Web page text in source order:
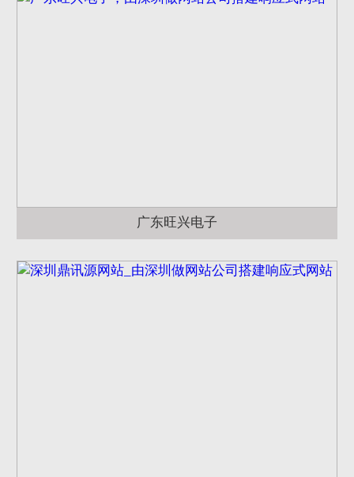
广东旺兴电子